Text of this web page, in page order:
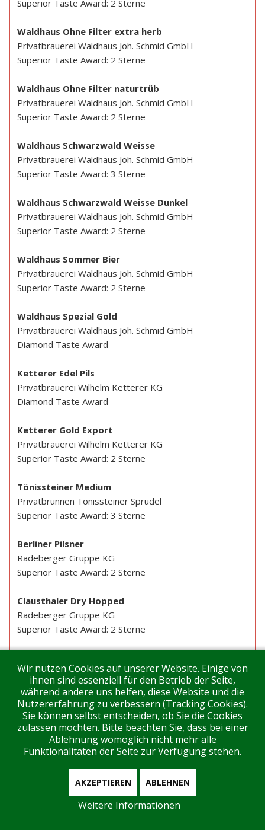
Superior Taste Award: 2 Sterne
Waldhaus Ohne Filter extra herb
Privatbrauerei Waldhaus Joh. Schmid GmbH
Superior Taste Award: 2 Sterne
Waldhaus Ohne Filter naturtrüb
Privatbrauerei Waldhaus Joh. Schmid GmbH
Superior Taste Award: 2 Sterne
Waldhaus Schwarzwald Weisse
Privatbrauerei Waldhaus Joh. Schmid GmbH
Superior Taste Award: 3 Sterne
Waldhaus Schwarzwald Weisse Dunkel
Privatbrauerei Waldhaus Joh. Schmid GmbH
Superior Taste Award: 2 Sterne
Waldhaus Sommer Bier
Privatbrauerei Waldhaus Joh. Schmid GmbH
Superior Taste Award: 2 Sterne
Waldhaus Spezial Gold
Privatbrauerei Waldhaus Joh. Schmid GmbH
Diamond Taste Award
Ketterer Edel Pils
Privatbrauerei Wilhelm Ketterer KG
Diamond Taste Award
Ketterer Gold Export
Privatbrauerei Wilhelm Ketterer KG
Superior Taste Award: 2 Sterne
Tönissteiner Medium
Privatbrunnen Tönissteiner Sprudel
Superior Taste Award: 3 Sterne
Berliner Pilsner
Radeberger Gruppe KG
Superior Taste Award: 2 Sterne
Clausthaler Dry Hopped
Radeberger Gruppe KG
Superior Taste Award: 2 Sterne
Radeberger Gruppe KG
Superior Taste Award: 2 Sterne
Clausthaler Unfiltered
Radeberger Gruppe KG
Superior Taste Award: 2 Sterne
Radeberger Gruppe KG
Diamond Taste Award
Wir nutzen Cookies auf unserer Website. Einige von
ihnen sind essenziell für den Betrieb der Seite,
während andere uns helfen, diese Website und die
Nutzererfahrung zu verbessern (Tracking Cookies).
Sie können selbst entscheiden, ob Sie die Cookies
zulassen möchten. Bitte beachten Sie, dass bei einer
Ablehnung womöglich nicht mehr alle
Funktionalitäten der Seite zur Verfügung stehen.
AKZEPTIEREN ABLEHNEN
Weitere Informationen